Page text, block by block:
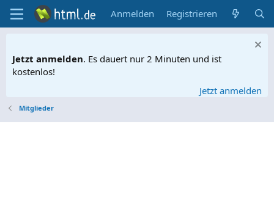
Anmelden Registrieren
Jetzt anmelden. Es dauert nur 2 Minuten und ist
kostenlos!
Jetzt anmelden
Mitglieder